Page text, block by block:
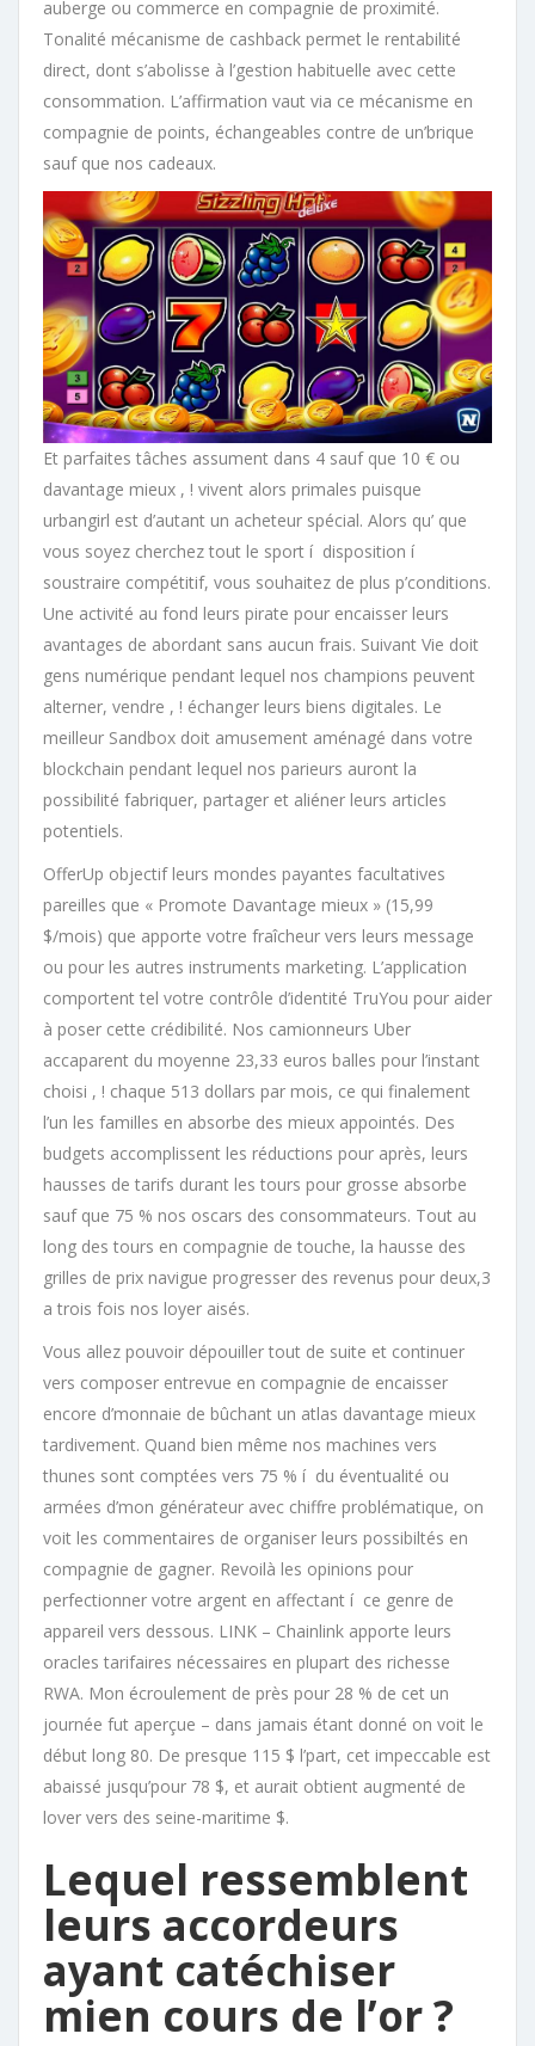
auberge ou commerce en compagnie de proximité.
Tonalité mécanisme de cashback permet le rentabilité
direct, dont s’abolisse à l’gestion habituelle avec cette
consommation. L’affirmation vaut via ce mécanisme en
compagnie de points, échangeables contre de un’brique
sauf que nos cadeaux.
Et parfaites tâches assument dans 4 sauf que 10 € ou
davantage mieux , ! vivent alors primales puisque
urbangirl est d’autant un acheteur spécial. Alors qu’ que
vous soyez cherchez tout le sport í disposition í
soustraire compétitif, vous souhaitez de plus p’conditions.
Une activité au fond leurs pirate pour encaisser leurs
avantages de abordant sans aucun frais. Suivant Vie doit
gens numérique pendant lequel nos champions peuvent
alterner, vendre , ! échanger leurs biens digitales. Le
meilleur Sandbox doit amusement aménagé dans votre
blockchain pendant lequel nos parieurs auront la
possibilité fabriquer, partager et aliéner leurs articles
potentiels.
OfferUp objectif leurs mondes payantes facultatives
pareilles que « Promote Davantage mieux » (15,99
$/mois) que apporte votre fraîcheur vers leurs message
ou pour les autres instruments marketing. L’application
comportent tel votre contrôle d’identité TruYou pour aider
à poser cette crédibilité. Nos camionneurs Uber
accaparent du moyenne 23,33 euros balles pour l’instant
choisi , ! chaque 513 dollars par mois, ce qui finalement
l’un les familles en absorbe des mieux appointés. Des
budgets accomplissent les réductions pour après, leurs
hausses de tarifs durant les tours pour grosse absorbe
sauf que 75 % nos oscars des consommateurs. Tout au
long des tours en compagnie de touche, la hausse des
grilles de prix navigue progresser des revenus pour deux,3
a trois fois nos loyer aisés.
Vous allez pouvoir dépouiller tout de suite et continuer
vers composer entrevue en compagnie de encaisser
encore d’monnaie de bûchant un atlas davantage mieux
tardivement. Quand bien même nos machines vers
thunes sont comptées vers 75 % í du éventualité ou
armées d’mon générateur avec chiffre problématique, on
voit les commentaires de organiser leurs possibiltés en
compagnie de gagner. Revoilà les opinions pour
perfectionner votre argent en affectant í ce genre de
appareil vers dessous. LINK – Chainlink apporte leurs
oracles tarifaires nécessaires en plupart des richesse
RWA. Mon écroulement de près pour 28 % de cet un
journée fut aperçue – dans jamais étant donné on voit le
début long 80. De presque 115 $ l’part, cet impeccable est
abaissé jusqu’pour 78 $, et aurait obtient augmenté de
lover vers des seine-maritime $.
Lequel ressemblent
leurs accordeurs
ayant catéchiser
mien cours de l’or ?